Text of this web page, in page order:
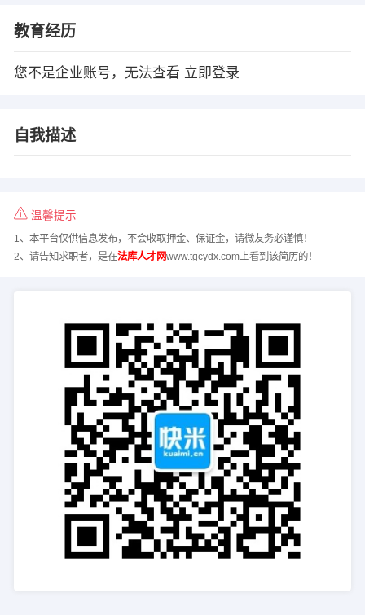
教育经历
您不是企业账号，无法查看 立即登录
自我描述
温馨提示
1、本平台仅供信息发布，不会收取押金、保证金，请微友务必谨慎！
2、请告知求职者，是在法库人才网www.tgcydx.com上看到该简历的！